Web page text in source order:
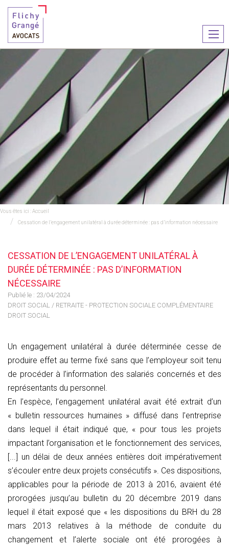
le
Vous êtes ici :Accueil
Cessation de l’engagement unilatéral à durée déterminée : pas d’information nécessaire
CESSATION DE L’ENGAGEMENT UNILATÉRAL À
DURÉE DÉTERMINÉE : PAS D’INFORMATION
NÉCESSAIRE
Publié le : 23/04/2024
DROIT SOCIAL / RETRAITE - PROTECTION SOCIALE COMPLÉMENTAIRE
DROIT SOCIAL
Un engagement unilatéral à durée déterminée cesse de
produire effet au terme fixé sans que l’employeur soit tenu
de procéder à l’information des salariés concernés et des
représentants du personnel.
En l’espèce, l’engagement unilatéral avait été extrait d’un
« bulletin ressources humaines » diffusé dans l’entreprise
dans lequel il était indiqué que, « pour tous les projets
impactant l’organisation et le fonctionnement des services,
[...] un délai de deux années entières doit impérativement
s’écouler entre deux projets consécutifs ». Ces dispositions,
applicables pour la période de 2013 à 2016, avaient été
prorogées jusqu’au bulletin du 20 décembre 2019 dans
lequel il était exposé que « les dispositions du BRH du 28
mars 2013 relatives à la méthode de conduite du
changement et l’alerte sociale ont été prorogées à